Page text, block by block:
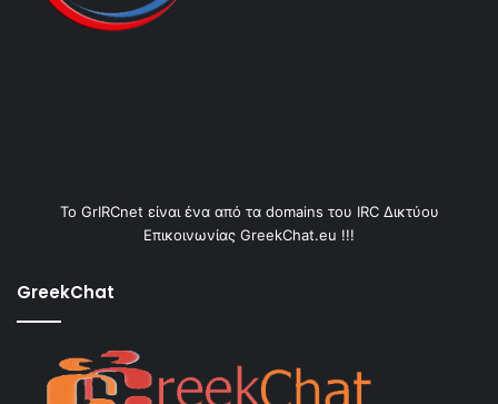
Το GrIRCnet είναι ένα από τα domains του IRC Δικτύου
Επικοινωνίας GreekChat.eu !!!
GreekChat